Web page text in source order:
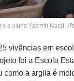
e a aluna Yasmin Natali
vivências em
foi a Escola
a argila é